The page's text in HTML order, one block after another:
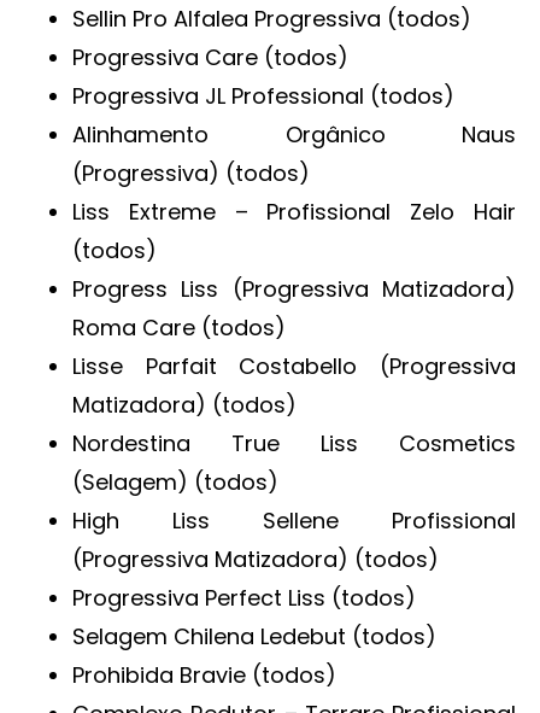
Sellin Pro Alfalea Progressiva (todos)
Progressiva Care (todos)
Progressiva JL Professional (todos)
Alinhamento Orgânico Naus
(Progressiva) (todos)
Liss Extreme – Profissional Zelo Hair
(todos)
Progress Liss (Progressiva Matizadora)
Roma Care (todos)
Lisse Parfait Costabello (Progressiva
Matizadora) (todos)
Nordestina True Liss Cosmetics
(Selagem) (todos)
High Liss Sellene Profissional
(Progressiva Matizadora) (todos)
Progressiva Perfect Liss (todos)
Selagem Chilena Ledebut (todos)
Prohibida Bravie (todos)